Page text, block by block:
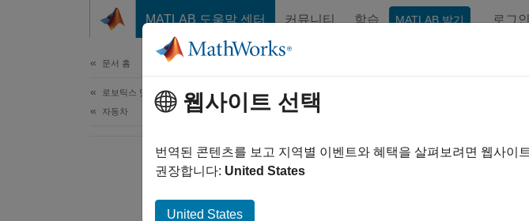
MATLAB 도움말 센터 커뮤니티 학습 MATLAB 받기 로그인
문서 홈
로보틱스 및 자율 시스템
자동차
웹사이트 선택
번역된 콘텐츠를 보고 지역별 이벤트와 혜택을 살펴보려면 웹사이
권장합니다: United States
United States